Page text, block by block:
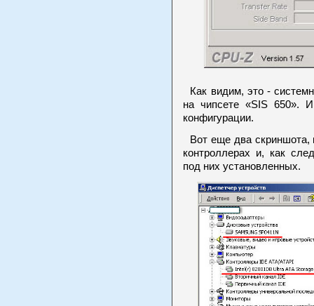
Как видим, это -
на чипсете «SIS 650».
конфигурации.
Вот еще два скриншота,
контроллерах и, как
под них установленных.